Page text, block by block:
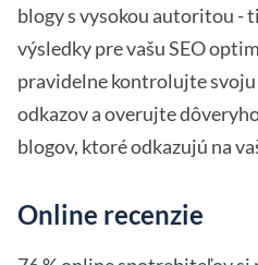
blogy s vysokou autoritou -
výsledky pre vašu SEO
pravidelne kontrolujte
odkazov a overujte
blogov, ktoré odkazujú na
Online recenzie